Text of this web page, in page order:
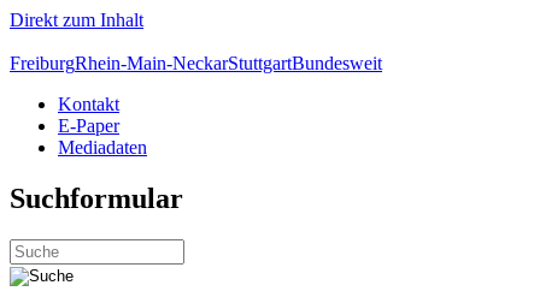
Direkt zum Inhalt
FreiburgRhein-Main-NeckarStuttgartBundesweit
Kontakt
E-Paper
Mediadaten
Suchformular